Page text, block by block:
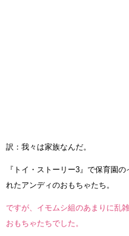
訳：我々は家族なんだ。
『トイ・ストーリー3』で保育園
れたアンディのおもちゃたち。
ですが、イモムシ組のあまりに乱
おもちゃたちでした。